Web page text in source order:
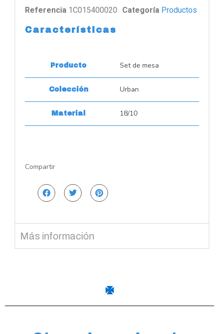
Referencia 1C015400020 Categoría Productos
Características
Producto Set de mesa
Colección Urban
Material 18/10
Compartir
Más información